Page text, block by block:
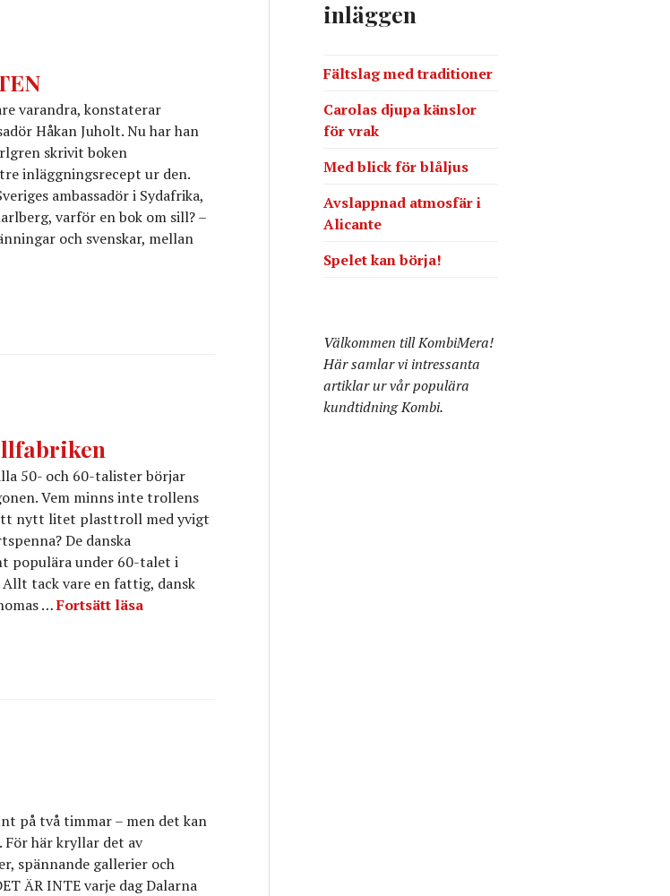
varandra, konstaterar
Håkan Juholt. Nu har han
skrivit boken
inläggningsrecept ur den.
ambassadör i Sydafrika,
varför en bok om sill? –
och svenskar, mellan
50- och 60-talister börjar
Vem minns inte trollens
nytt litet plasttroll med yvigt
De danska
populära under 60-talet i
tack vare en fattig, dansk
…Fortsätt läsaDen danska trollfabriken
på två timmar – men det kan
här kryllar det av
spännande gallerier och
ÄR INTE varje dag Dalarna
e
inläggen
Fältslag med traditioner
Carolas djupa känslor
för vrak
Med blick för blåljus
Avslappnad atmosfär i
Alicante
Spelet kan börja!
Välkommen till KombiMera!
Här samlar vi intressanta
artiklar ur vår populära
kundtidning Kombi.